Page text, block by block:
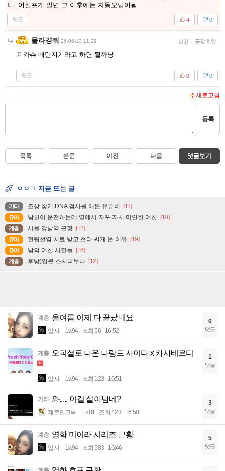
니. 어설프게 알면 그 이후에는 자동오답이됨.
답글 0
4
몰라걍줘 26-06-13 11:29 신고 | 공감 확인
피카츄 배만지기라고 하면 될까낭
답글 0
0
새로고침
등록
목록 본문 이전 다음 댓글보기
ㅇㅇㄱ 지금 뜨는 글
기타 조상 찾기 DNA 검사를 해본 유튜버 [11]
유머 남친이 운전하는데 옆에서 자꾸 자서 미안한 여친 [10]
계층 서울 강남역 근황 [12]
유머 전립선염 치료 받고 현타 씨게 온 이유 [19]
유머 남의 여친 사진들 [16]
계층 후방)입큰 스시국누나 [12]
계층 올여름 이제 다 끝났네요
입사 Lv.94 조회 56 16:52
0
댓글
계층 오피셜로 나온 나랑드 사이다 x 카사베르디
입사 Lv.94 조회 123 16:51
1
댓글
기타 와..... 이걸 살아남네?
제르만크록 Lv.81 조회 423 16:50
3
댓글
계층 영화 미이라 시리즈 근황
입사 Lv.94 조회 583 16:46
5
댓글